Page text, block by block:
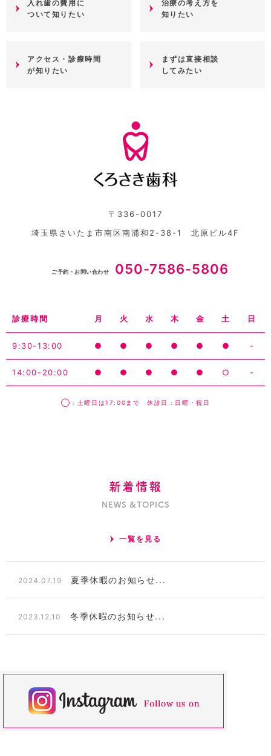
入れ歯の費用に
ついて知りたい
治療の考え方を
知りたい
アクセス・診療時間
が知りたい
まずは直接相談
してみたい
〒336-0017
埼玉県さいたま市南区南浦和2-38-1 北原ビル4F
ご予約・お問い合わせ 050-7586-5806
診療時間 月 火 水 木 金 土 日
9:30-13:00 ● ● ● ● ● ● -
14:00-20:00 ● ● ● ● ● ○ -
◯：土曜日は17:00まで 休診日：日曜・祝日
新着情報
NEWS &TOPICS
一覧を見る
2024.07.19 夏季休暇のお知らせ...
2023.12.10 冬季休暇のお知らせ...